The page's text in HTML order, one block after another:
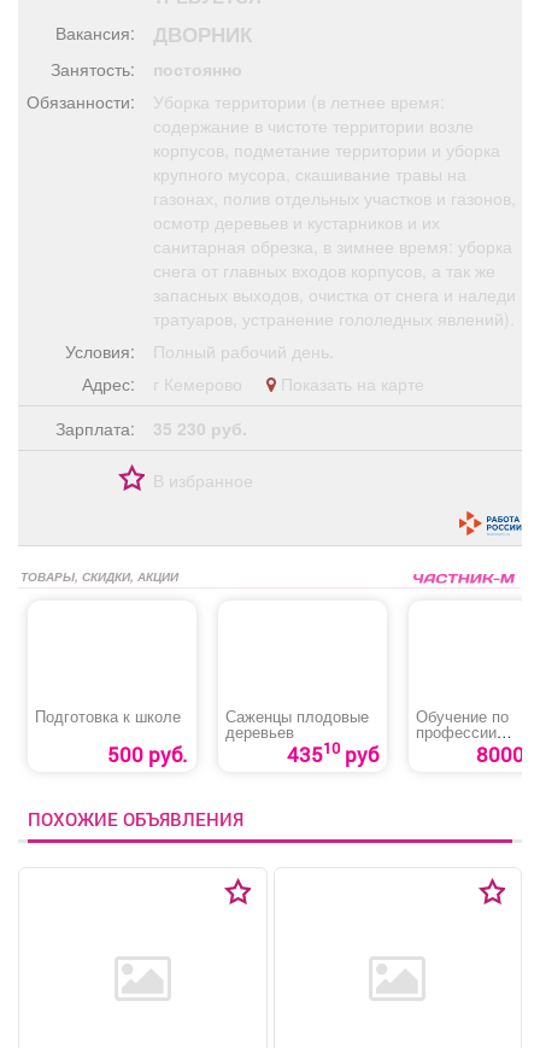
Поздравления Погода
Я - пенсионер
Вакансия: ДВОРНИК
Занятость:
постоянно
Обязанности:
Уборка территории (в летнее время:
содержание в чистоте территории возле
корпусов, подметание территории и уборка
крупного мусора, скашивание травы на
газонах, полив отдельных участков и газонов,
осмотр деревьев и кустарников и их
санитарная обрезка, в зимнее время: уборка
снега от главных входов корпусов, а так же
запасных выходов, очистка от снега и наледи
тратуаров, устранение гололедных явлений).
Условия:
Полный рабочий день.
Адрес:
г Кемерово
Показать на карте
Зарплата:
35 230 руб.
В избранное
ТОВАРЫ, СКИДКИ, АКЦИИ
Подготовка к школе
500 руб.
Саженцы плодовые
деревьев
43510руб
Обучение по
профессии
«Машинист
котельной»8000
ПОХОЖИЕ ОБЪЯВЛЕНИЯ